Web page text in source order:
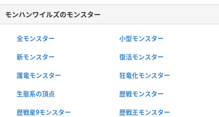
モンハンワイルズのモンスター
全モンスター 小型モンスター
新モンスター 復活モンスター
護竜モンスター 狂竜化モンスター
生態系の頂点 歴戦モンスター
歴戦星9モンスター 歴戦王モンスター